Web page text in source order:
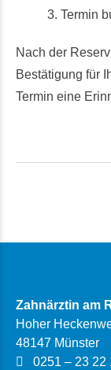
3. Termin
Nach der
Bestätigung für
Termin eine
Zahnärztin am
Hoher
48147 Münster
0251 – 23 22